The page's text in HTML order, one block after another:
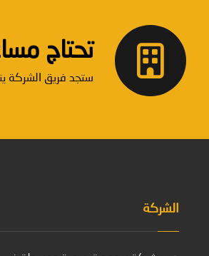
تحتاج
ستجد فريق الشركة
الشركة